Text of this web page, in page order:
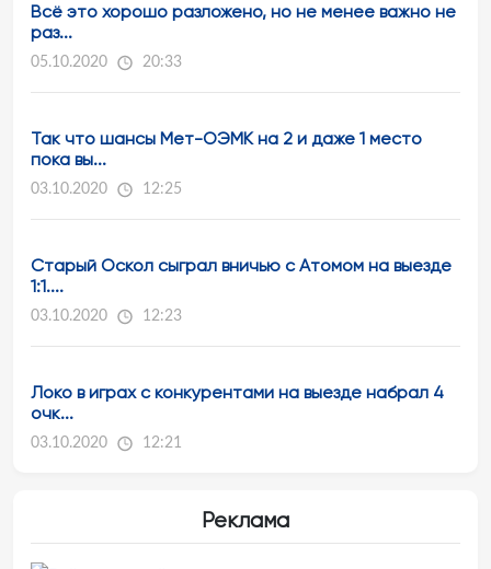
Всё это хорошо разложено, но не менее важно не
раз...
05.10.2020 20:33
Так что шансы Мет-ОЭМК на 2 и даже 1 место
пока вы...
03.10.2020 12:25
Старый Оскол сыграл вничью с Атомом на выезде
1:1....
03.10.2020 12:23
Локо в играх с конкурентами на выезде набрал 4
очк...
03.10.2020 12:21
Реклама